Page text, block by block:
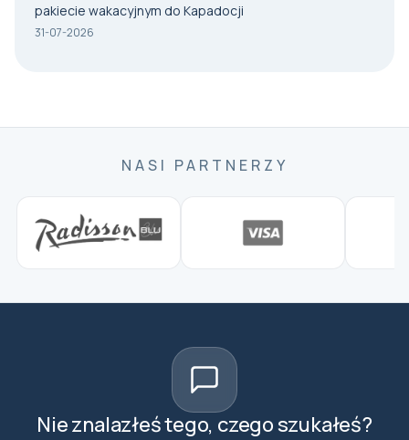
pakiecie wakacyjnym do Kapadocji
31-07-2026
NASI PARTNERZY
Nie znalazłeś tego, czego szukałeś?